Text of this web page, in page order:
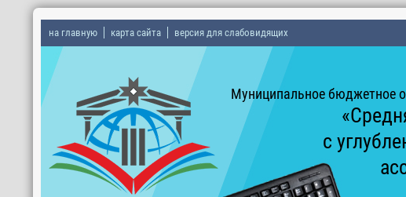
на главную карта сайта версия для слабовидящих
Муниципальное бюджетное
с